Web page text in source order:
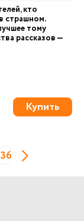
кто
страшном.
тому
рассказов —
Купить